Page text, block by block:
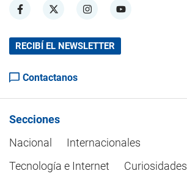
RECIBÍ EL NEWSLETTER
Contactanos
Secciones
Nacional
Internacionales
Tecnología e Internet
Curiosidades